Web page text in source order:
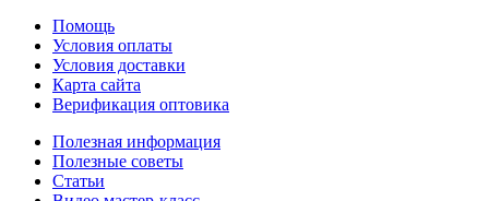
Помощь
Условия оплаты
Условия доставки
Карта сайта
Верификация оптовика
Полезная информация
Полезные советы
Статьи